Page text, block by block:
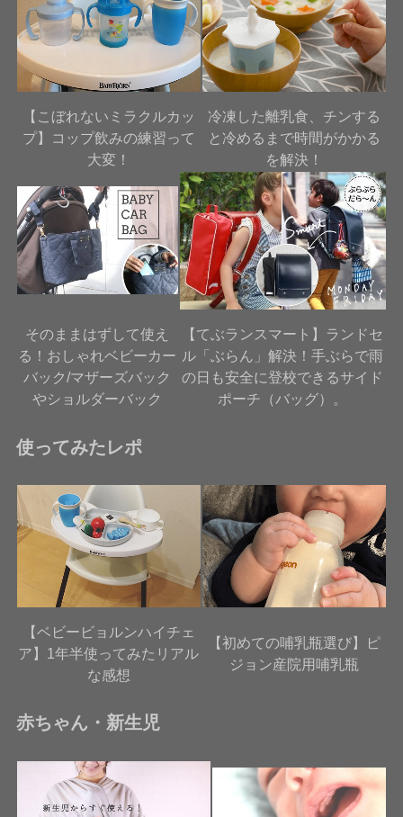
【こぼれないミラクルカッ
プ】コップ飲みの練習って
大変！
冷凍した離乳食、チンする
と冷めるまで時間がかかる
を解決！
そのままはずして使え
る！おしゃれベビーカー
バック/マザーズバック
やショルダーバック
【てぶランスマート】ランドセ
ル「ぶらん」解決！手ぶらで雨
の日も安全に登校できるサイド
ポーチ（バッグ）。
使ってみたレポ
【ベビービョルンハイチェ
ア】1年半使ってみたリアル
な感想
【初めての哺乳瓶選び】ピ
ジョン産院用哺乳瓶
赤ちゃん・新生児